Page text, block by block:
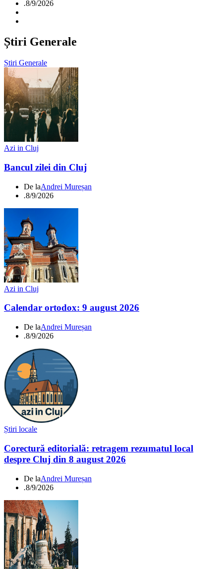
.8/9/2026
Știri Generale
Știri Generale
Azi in Cluj
Bancul zilei din Cluj
De laAndrei Mureșan
.8/9/2026
Azi in Cluj
Calendar ortodox: 9 august 2026
De laAndrei Mureșan
.8/9/2026
Știri locale
Corectură editorială: retragem rezumatul local
despre Cluj din 8 august 2026
De laAndrei Mureșan
.8/9/2026